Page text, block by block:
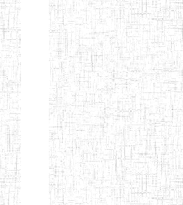
Etablissements
d'enseignement
secondaire
technique
et
professionnel
ESTP
Etablissements